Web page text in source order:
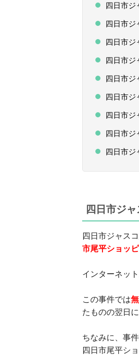
四日市ジ
四日市
四日市
四日市
四日市
四日市
四日市ジ
四日市ジ
四日市ジ
四日市ジ
四日市ジャス
市尾平ショッ
インターネッ
この事件では
たものの翌日
ちなみに、事
四日市尾平シ